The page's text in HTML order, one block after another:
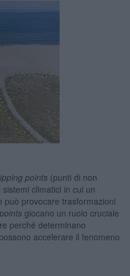
points(punti di non
climatici in cui un
può provocare trasformazioni
giocano un ruolo cruciale
perché determinano
accelerare il fenomeno